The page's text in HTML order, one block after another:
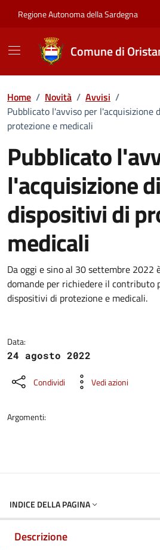
Regione Autonoma della Sardegna
Comune di
Home / Novità / Avvisi /
Pubblicato l'avviso per l'acquisizione
protezione e medicali
Pubblicato
l'acquisizione di
dispositivi di
medicali
Dettagli della
Da oggi e sino al 30 settembre 2022
domande per richiedere il contributo
dispositivi di protezione e medicali.
Data:
24 agosto 2022
Condividi Vedi azioni
Argomenti:
INDICE DELLA PAGINA
Descrizione